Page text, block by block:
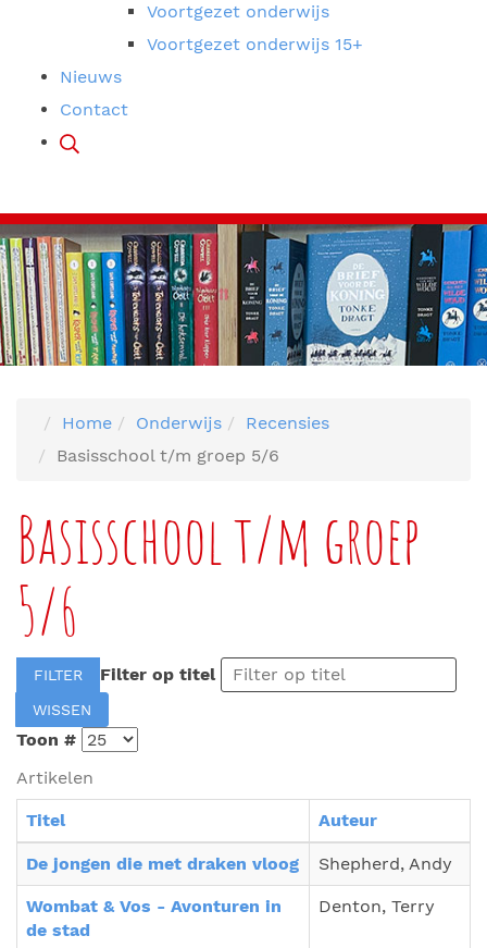
Voortgezet onderwijs
Voortgezet onderwijs 15+
Nieuws
Contact
Home Onderwijs
Recensies
Basisschool t/m groep 5/6
Basisschool t/m groep
5/6
Filter op titel
FILTER
WISSEN
Toon #
Artikelen
Titel Auteur
De jongen die met draken vloog Shepherd, Andy
Wombat & Vos - Avonturen in
de stad
Denton, Terry